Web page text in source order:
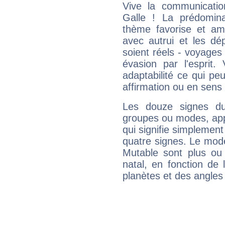
Vive la
Galle ! La
thème favorise et
avec autrui et les
soient réels -
évasion par l'esprit.
adaptabilité ce qui
affirmation ou en
Les douze signes
groupes ou modes,
qui signifie
quatre signes. Le
Mutable sont plus
natal, en fonction de
planètes et des